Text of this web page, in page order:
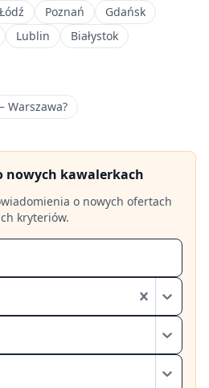
Łódź Poznań
Gdańsk
Lublin
Białystok
Warszawa?
nowych kawalerkach
o nowych ofertach
kryteriów.